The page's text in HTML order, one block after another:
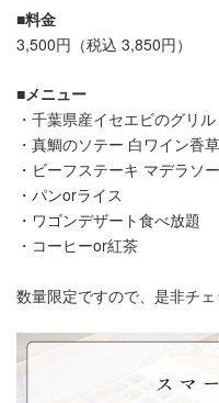
■料金
3,500円（税込 3,850円）
■メニュー
・千葉県産イセエビのグリ
・真鯛のソテー 白ワイン香
・ビーフステーキ マデラソ
・パンorライス
・ワゴンデザート食べ放題
・コーヒーor紅茶
数量限定ですので、是非チェ